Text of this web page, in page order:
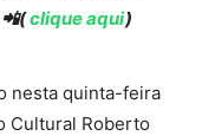
clique aqui)
nesta quinta-feira
Cultural Roberto